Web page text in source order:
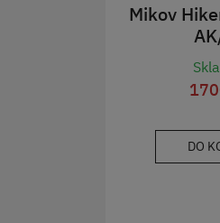
Mikov
DO